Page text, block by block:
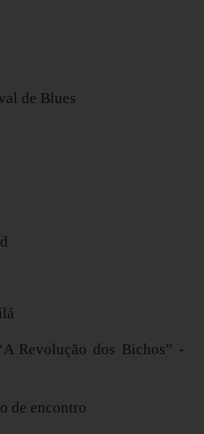
de Blues
Revolução dos Bichos” -
de encontro